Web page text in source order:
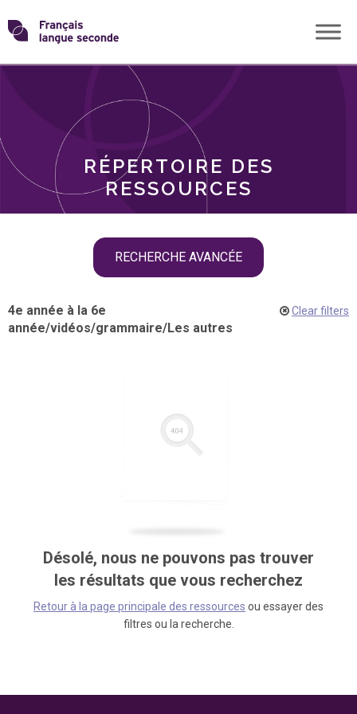
Skip
toTransformons
langue
RÉPERTOIRE DES
RESSOURCES
RECHERCHE AVANCÉE
THÈMES
4e année à la 6e
année/vidéos/grammaire/Les autres
Clear filters
Désolé, nous ne pouvons pas trouver
les résultats que vous recherchez
Retour à la page principale des ressources ou essayer des
filtres ou la recherche.